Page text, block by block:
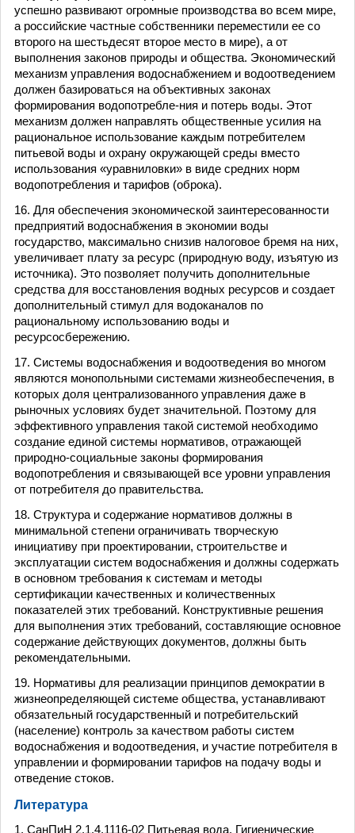
успешно развивают огромные производства во всем мире,
а российские частные собственники переместили ее со
второго на шестьдесят второе место в мире), а от
выполнения законов природы и общества. Экономический
механизм управления водоснабжением и водоотведением
должен базироваться на объективных законах
формирования водопотребле-ния и потерь воды. Этот
механизм должен направлять общественные усилия на
рациональное использование каждым потребителем
питьевой воды и охрану окружающей среды вместо
использования «уравниловки» в виде средних норм
водопотребления и тарифов (оброка).
16. Для обеспечения экономической заинтересованности
предприятий водоснабжения в экономии воды
государство, максимально снизив налоговое бремя на них,
увеличивает плату за ресурс (природную воду, изъятую из
источника). Это позволяет получить дополнительные
средства для восстановления водных ресурсов и создает
дополнительный стимул для водоканалов по
рациональному использованию воды и
ресурсосбережению.
17. Системы водоснабжения и водоотведения во многом
являются монопольными системами жизнеобеспечения, в
которых доля централизованного управления даже в
рыночных условиях будет значительной. Поэтому для
эффективного управления такой системой необходимо
создание единой системы нормативов, отражающей
природно-социальные законы формирования
водопотребления и связывающей все уровни управления
от потребителя до правительства.
18. Структура и содержание нормативов должны в
минимальной степени ограничивать творческую
инициативу при проектировании, строительстве и
эксплуатации систем водоснабжения и должны содержать
в основном требования к системам и методы
сертификации качественных и количественных
показателей этих требований. Конструктивные решения
для выполнения этих требований, составляющие основное
содержание действующих документов, должны быть
рекомендательными.
19. Нормативы для реализации принципов демократии в
жизнеопределяющей системе общества, устанавливают
обязательный государственный и потребительский
(население) контроль за качеством работы систем
водоснабжения и водоотведения, и участие потребителя в
управлении и формировании тарифов на подачу воды и
отведение стоков.
Литература
1. СанПиН 2.1.4.1116-02 Питьевая вода. Гигиенические